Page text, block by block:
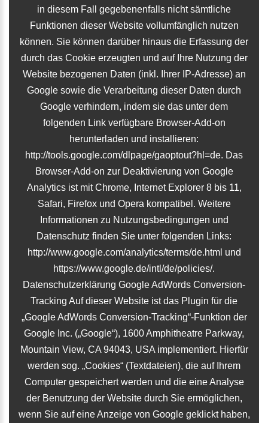
in diesem Fall gegebenenfalls nicht sämtliche
Funktionen dieser Website vollumfänglich nutzen
können. Sie können darüber hinaus die Erfassung der
durch das Cookie erzeugten und auf Ihre Nutzung der
Website bezogenen Daten (inkl. Ihrer IP-Adresse) an
Google sowie die Verarbeitung dieser Daten durch
Google verhindern, indem sie das unter dem
folgenden Link verfügbare Browser-Add-on
herunterladen und installieren:
http://tools.google.com/dlpage/gaoptout?hl=de. Das
Browser-Add-on zur Deaktivierung von Google
Analytics ist mit Chrome, Internet Explorer 8 bis 11,
Safari, Firefox und Opera kompatibel. Weitere
Informationen zu Nutzungsbedingungen und
Datenschutz finden Sie unter folgenden Links:
http://www.google.com/analytics/terms/de.html und
https://www.google.de/intl/de/policies/.
Datenschutzerklärung Google AdWords Conversion-
Tracking Auf dieser Website ist das Plugin für die
„Google AdWords Conversion-Tracking“-Funktion der
Google Inc. („Google“), 1600 Amphitheatre Parkway,
Mountain View, CA 94043, USA implementiert. Hierfür
werden sog. „Cookies“ (Textdateien), die auf Ihrem
Computer gespeichert werden und die eine Analyse
der Benutzung der Website durch Sie ermöglichen,
wenn Sie auf eine Anzeige von Google geklickt haben,